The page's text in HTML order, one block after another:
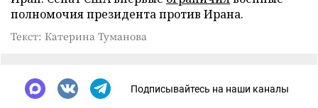
полномочия президента против Ирана.
Текст: Катерина Туманова
Подписывайтесь на наши каналы